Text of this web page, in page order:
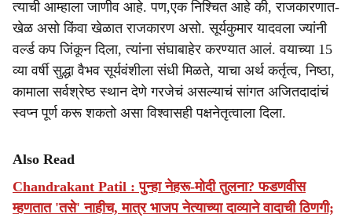
त्याची आम्हाला जाणीव आहे. पण,एक निश्चित आहे की, राजकारणात-
खेळ असो किंवा खेळात राजकारण असो. सूर्यकुमार यादवला ज्यांनी
वर्ल्ड कप जिंकून दिला, त्यांना संघाबाहेर करण्यात आलं. वयाच्या 15
व्या वर्षी सुद्धा वैभव सूर्यवंशीला संधी मिळते, याचा अर्थ कर्तृत्व, निष्ठा,
कामाला सर्वश्रेष्ठ स्थान देणे गरजेचं असल्याचं सांगत अजितदादांचं
स्वप्न पूर्ण करू शकतो असा विश्वासही पक्षनेतृत्वाला दिला.
Also Read
Chandrakant Patil : पुन्हा नेहरू-मोदी तुलना? फडणवीस
म्हणतात 'तसे' नाहीच, मात्र भाजप नेत्याच्या दाव्याने वादाची ठिणगी;